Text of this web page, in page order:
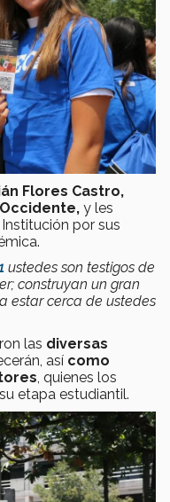
Flores Castro,
y les
por sus
ustedes son testigos de
construyan un gran
estar cerca de ustedes
las diversas
así como
, quienes los
etapa estudiantil.